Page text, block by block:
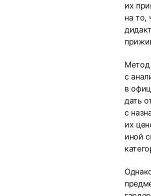
их
на то,
Метод
с
в
дать
с
их
иной